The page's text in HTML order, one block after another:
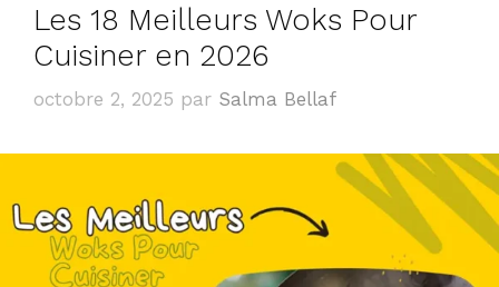
Les 18 Meilleurs Woks Pour
Cuisiner en 2026
octobre 2, 2025 par Salma Bellaf